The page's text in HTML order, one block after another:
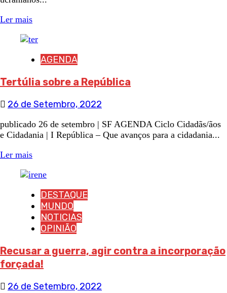
Ler mais
AGENDA
Tertúlia sobre a República
26 de Setembro, 2022
publicado 26 de setembro | SF AGENDA Ciclo Cidadãs/ãos
e Cidadania | I República – Que avanços para a cidadania...
Ler mais
DESTAQUE
MUNDO
NOTICIAS
OPINIÃO
Recusar a guerra, agir contra a incorporação
forçada!
26 de Setembro, 2022